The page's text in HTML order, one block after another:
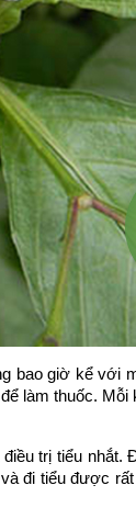
bao giờ kể với
làm thuốc.
trị tiểu nhắt.
đi tiểu được